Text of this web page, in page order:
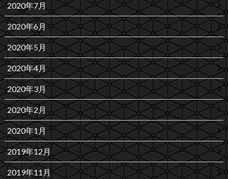
2020年7月
2020年6月
2020年5月
2020年4月
2020年3月
2020年2月
2020年1月
2019年12月
2019年11月